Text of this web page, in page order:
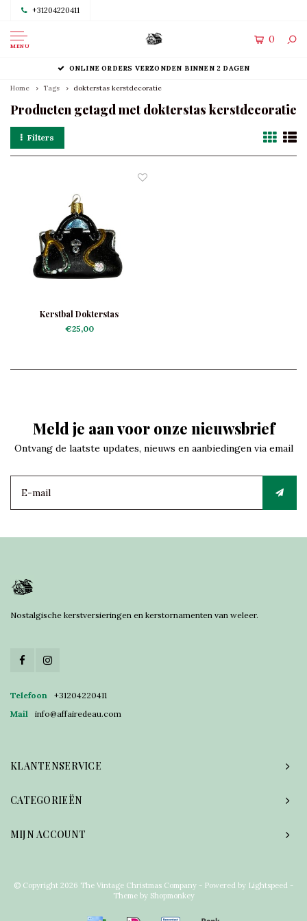
+31204220411
MENU
0
ONLINE ORDERS VERZONDEN BINNEN 2 DAGEN
Home Tags dokterstas kerstdecoratie
Producten getagd met dokterstas kerstdecoratie
Filters
Kerstbal Dokterstas
€25,00
Meld je aan voor onze nieuwsbrief
Ontvang de laatste updates, nieuws en aanbiedingen via email
Nostalgische kerstversieringen en kerstornamenten van weleer.
Telefoon
+31204220411
Mail
info@affairedeau.com
KLANTENSERVICE
CATEGORIEËN
MIJN ACCOUNT
© Copyright 2026 The Vintage Christmas Company - Powered by Lightspeed -
Theme by Shopmonkey